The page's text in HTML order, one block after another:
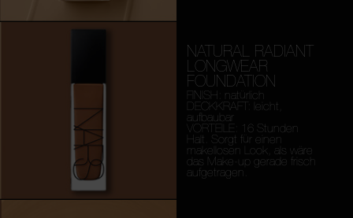
NATURAL RADIANT
LONGWEAR
FOUNDATION
FINISH: natürlich
DECKKRAFT: leicht,
aufbaubar
VORTEILE: 16 Stunden
Halt. Sorgt für einen
makellosen Look, als wäre
das Make-up gerade frisch
aufgetragen.